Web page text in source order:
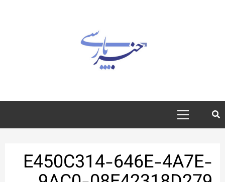
منوی
اصلی
E450C314-646E-4A7E-